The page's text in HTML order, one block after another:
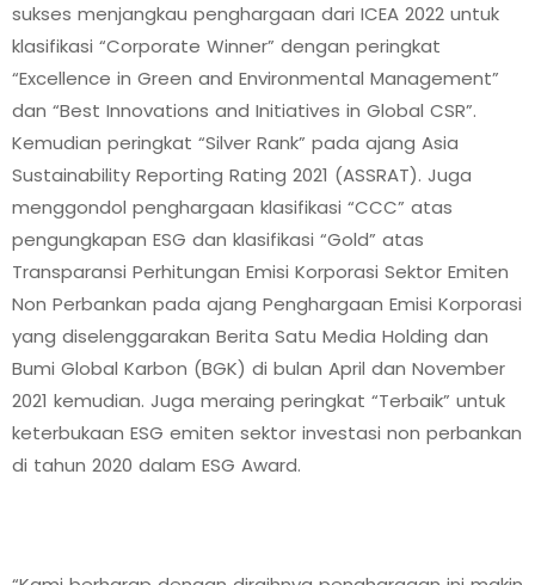
sukses menjangkau penghargaan dari ICEA 2022 untuk
klasifikasi “Corporate Winner” dengan peringkat
“Excellence in Green and Environmental Management”
dan “Best Innovations and Initiatives in Global CSR”.
Kemudian peringkat “Silver Rank” pada ajang Asia
Sustainability Reporting Rating 2021 (ASSRAT). Juga
menggondol penghargaan klasifikasi “CCC” atas
pengungkapan ESG dan klasifikasi “Gold” atas
Transparansi Perhitungan Emisi Korporasi Sektor Emiten
Non Perbankan pada ajang Penghargaan Emisi Korporasi
yang diselenggarakan Berita Satu Media Holding dan
Bumi Global Karbon (BGK) di bulan April dan November
2021 kemudian. Juga meraing peringkat “Terbaik” untuk
keterbukaan ESG emiten sektor investasi non perbankan
di tahun 2020 dalam ESG Award.